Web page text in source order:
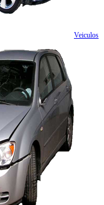
Veiculos